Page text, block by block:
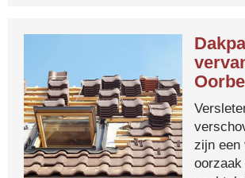
zijn een